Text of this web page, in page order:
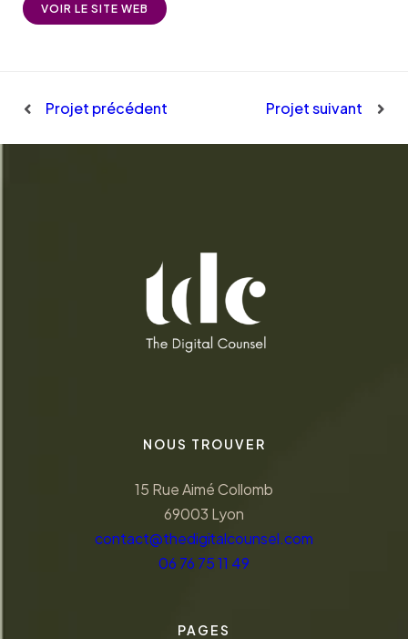
VOIR LE SITE WEB
Projet précédent Projet suivant
NOUS TROUVER
15 Rue Aimé Collomb
69003 Lyon
contact@thedigitalcounsel.com
06 76 75 11 49
PAGES